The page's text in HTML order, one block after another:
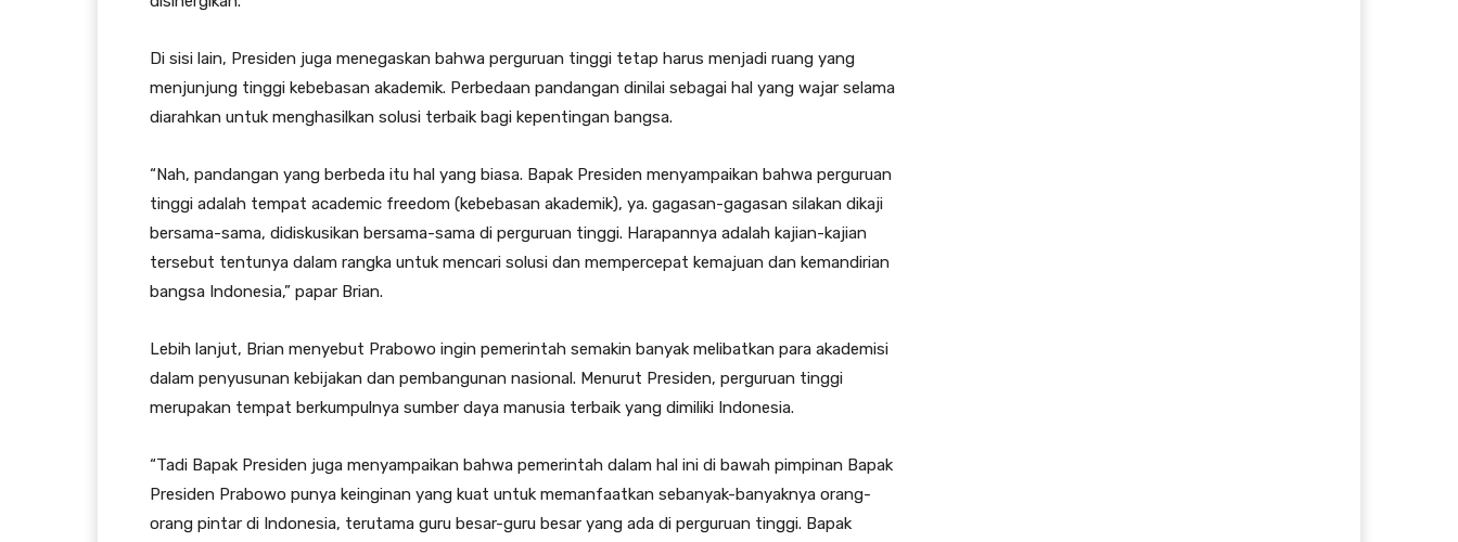
Di sisi lain, Presiden juga menegaskan bahwa perguruan tinggi tetap harus menjadi ruang yang
menjunjung tinggi kebebasan akademik. Perbedaan pandangan dinilai sebagai hal yang wajar selama
diarahkan untuk menghasilkan solusi terbaik bagi kepentingan bangsa.
“Nah, pandangan yang berbeda itu hal yang biasa. Bapak Presiden menyampaikan bahwa perguruan
tinggi adalah tempat academic freedom (kebebasan akademik), ya. gagasan-gagasan silakan dikaji
bersama-sama, didiskusikan bersama-sama di perguruan tinggi. Harapannya adalah kajian-kajian
tersebut tentunya dalam rangka untuk mencari solusi dan mempercepat kemajuan dan kemandirian
bangsa Indonesia,” papar Brian.
Lebih lanjut, Brian menyebut Prabowo ingin pemerintah semakin banyak melibatkan para akademisi
dalam penyusunan kebijakan dan pembangunan nasional. Menurut Presiden, perguruan tinggi
merupakan tempat berkumpulnya sumber daya manusia terbaik yang dimiliki Indonesia.
“Tadi Bapak Presiden juga menyampaikan bahwa pemerintah dalam hal ini di bawah pimpinan Bapak
Presiden Prabowo punya keinginan yang kuat untuk memanfaatkan sebanyak-banyaknya orang-
orang pintar di Indonesia, terutama guru besar-guru besar yang ada di perguruan tinggi. Bapak